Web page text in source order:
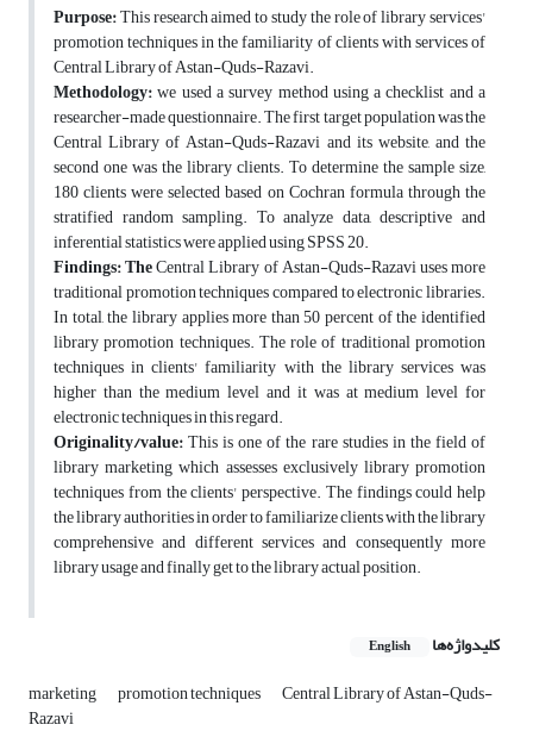
Purpose:This research aimed to study the role of library services'
promotion techniques in the familiarity of clients with services of
Central Library of Astan-Quds-Razavi.
Methodology:we used a survey method using a checklist and a
researcher-made questionnaire. The first target population was the
Central Library of Astan-Quds-Razavi and its website, and the
second one was the library clients. To determine the sample size,
180 clients were selected based on Cochran formula through the
stratified random sampling. To analyze data, descriptive and
inferential statistics were applied using SPSS 20.
Findings: TheCentral Library of Astan-Quds-Razavi uses more
traditional promotion techniques compared to electronic libraries.
In total, the library applies more than 50 percent of the identified
library promotion techniques. The role of traditional promotion
techniques in clients' familiarity with the library services was
higher than the medium level and it was at medium level for
electronic techniques in this regard.
Originality/value:This is one of the rare studies in the field of
library marketing which assesses exclusively library promotion
techniques from the clients' perspective. The findings could help
the library authorities in order to familiarize clients with the library
comprehensive and different services and consequently more
library usage and finally get to the library actual position.
کلیدواژه‌ها English
marketing promotion techniques Central Library of Astan-Quds-
Razavi